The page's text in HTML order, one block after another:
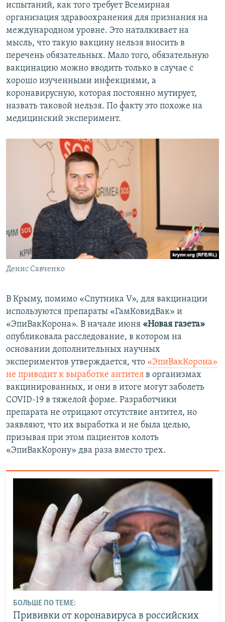
испытаний, как того требует Всемирная
организация здравоохранения для признания на
международном уровне. Это наталкивает на
мысль, что такую вакцину нельзя вносить в
перечень обязательных. Мало того, обязательную
вакцинацию можно вводить только в случае с
хорошо изученными инфекциями, а
коронавирусную, которая постоянно мутирует,
назвать таковой нельзя. По факту это похоже на
медицинский эксперимент.
Денис Савченко
В Крыму, помимо «Спутника V», для вакцинации
используются препараты «ГамКовидВак» и
«ЭпиВакКорона». В начале июня «Новая газета»
опубликовала расследование, в котором на
основании дополнительных научных
экспериментов утверждается, что «ЭпиВакКорона»
не приводит к выработке антител в организмах
вакцинированных, и они в итоге могут заболеть
COVID-19 в тяжелой форме. Разработчики
препарата не отрицают отсутствие антител, но
заявляют, что их выработка и не была целью,
призывая при этом пациентов колоть
«ЭпиВакКорону» два раза вместо трех.
БОЛЬШЕ ПО ТЕМЕ:
Прививки от коронавируса в российских